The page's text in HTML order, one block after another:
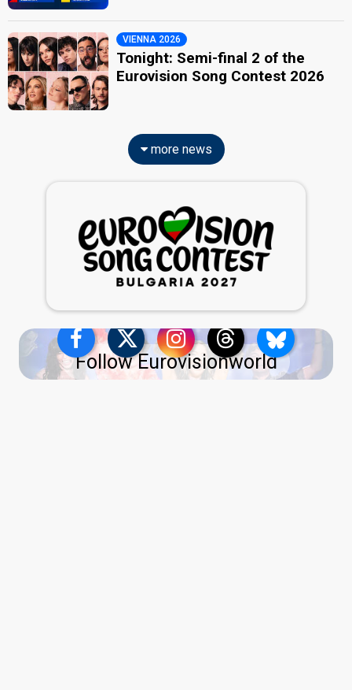
VIENNA 2026
Tonight: Semi-final 2 of the
Eurovision Song Contest 2026
more news
Follow Eurovisionworld